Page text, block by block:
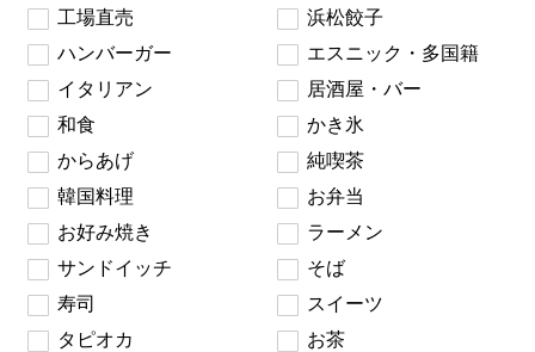
工場直売
浜松餃子
ハンバーガー
エスニック・多国籍
イタリアン
居酒屋・バー
和食
かき氷
からあげ
純喫茶
韓国料理
お弁当
お好み焼き
ラーメン
サンドイッチ
そば
寿司
スイーツ
タピオカ
お茶